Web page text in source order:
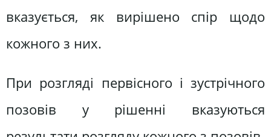
вказується, як вирішено спір щодо
кожного з них.
При розгляді первісного і зустрічного
позовів у рішенні вказуються